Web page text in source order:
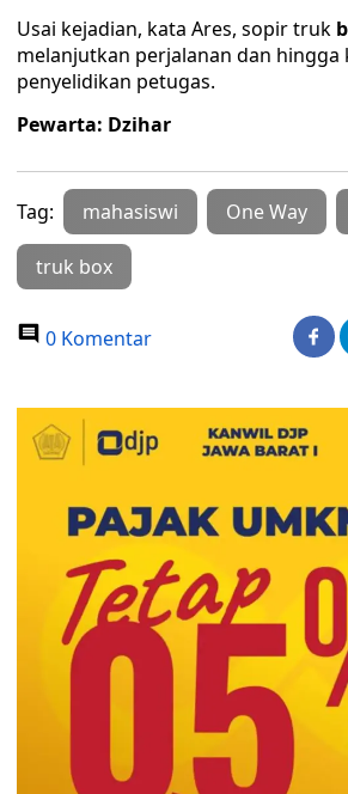
Usai kejadian, kata Ares, sopir truk
melanjutkan perjalanan dan hingga
penyelidikan petugas.
Pewarta: Dzihar
Tag: mahasiswi One Way
truk box
0 Komentar